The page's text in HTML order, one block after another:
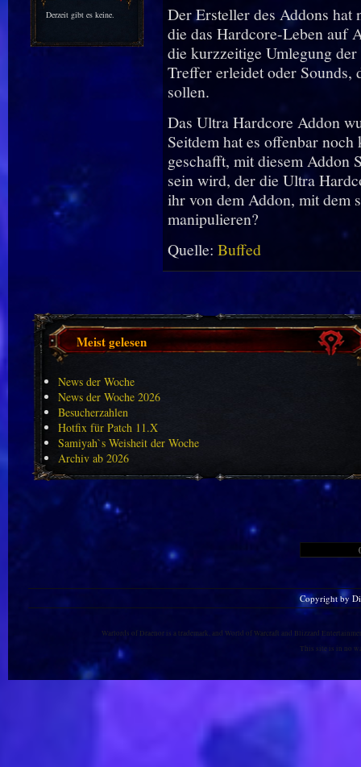
Derzeit gibt es keine.
Der Ersteller des Addons hat
die das Hardcore-Leben auf
die kurzzeitige Umlegung
Treffer erleidet oder Sounds,
sollen.
Das Ultra Hardcore Addon
Seitdem hat es offenbar
geschafft, mit diesem Addon
sein wird, der die Ultra
ihr von dem Addon, mit dem
manipulieren?
Quelle: Buffed
Meist gelesen
News der Woche
News der Woche 2026
Besucherzahlen
Hotfix für Patch 11.X
Samiyah`s Weisheit der Woche
Archiv ab 2026
Copyright by
Warlords of Draenor is a trademark, and World of Warcraft and Blizzard
This site is in no